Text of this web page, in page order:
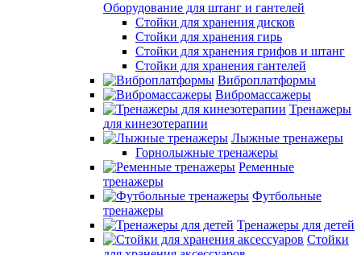
Оборудование для штанг и гантелей
Стойки для хранения дисков
Стойки для хранения гирь
Стойки для хранения грифов и штанг
Стойки для хранения гантелей
Виброплатформы
Вибромассажеры
Тренажеры
для кинезотерапии
Лыжные тренажеры
Горнолыжные тренажеры
Ременные
тренажеры
Футбольные
тренажеры
Тренажеры для детей
Стойки